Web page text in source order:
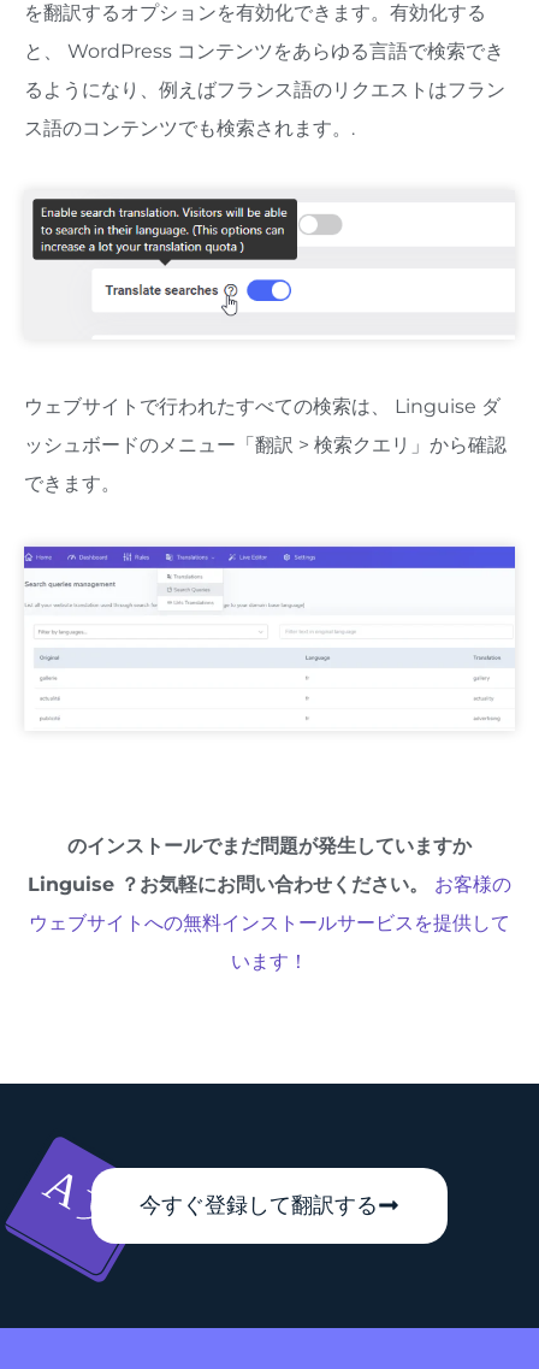
を翻訳するオプションを有効化できます。有効化する
と、 WordPress コンテンツをあらゆる言語で検索でき
るようになり、例えばフランス語のリクエストはフラン
ス語のコンテンツでも検索されます。.
ウェブサイトで行われたすべての検索は、 Linguise ダ
ッシュボードのメニュー「翻訳 > 検索クエリ」から確認
できます。
のインストールでまだ問題が発生していますか
Linguise ？お気軽にお問い合わせください。 お客様の
ウェブサイトへの無料インストールサービスを提供して
います！
今すぐ登録して翻訳する